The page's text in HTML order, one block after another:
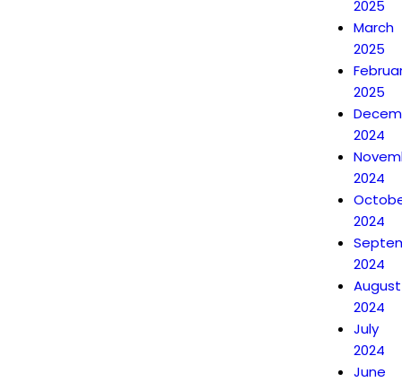
2025
March
2025
2025
2024
2024
2024
2024
August
2024
July
2024
June